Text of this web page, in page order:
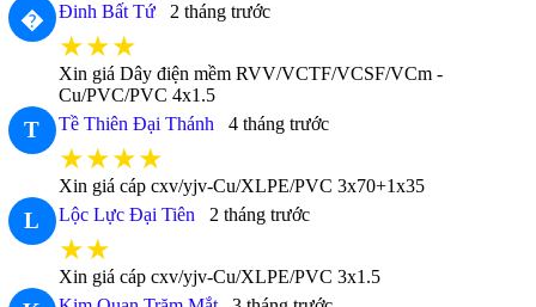
� Đinh Bất Tứ 2 tháng trước
★★★
Xin giá Dây điện mềm RVV/VCTF/VCSF/VCm -
Cu/PVC/PVC 4x1.5
T Tề Thiên Đại Thánh 4 tháng trước
★★★★
Xin giá cáp cxv/yjv-Cu/XLPE/PVC 3x70+1x35
L Lộc Lực Đại Tiên 2 tháng trước
★★
Xin giá cáp cxv/yjv-Cu/XLPE/PVC 3x1.5